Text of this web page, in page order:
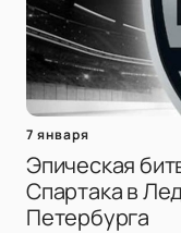
7 января
Эпическая
Спартака в
Петербурга